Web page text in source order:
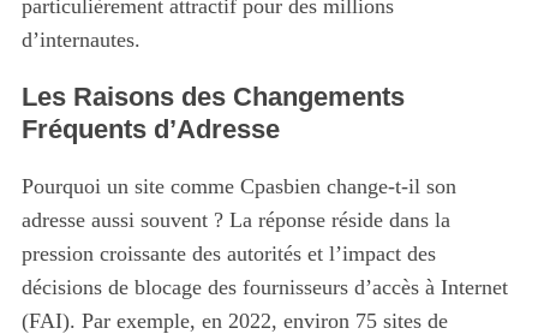
particulièrement attractif pour des millions
d’internautes.
Les Raisons des Changements
Fréquents d’Adresse
Pourquoi un site comme Cpasbien change-t-il son
adresse aussi souvent ? La réponse réside dans la
pression croissante des autorités et l’impact des
décisions de blocage des fournisseurs d’accès à Internet
(FAI). Par exemple, en 2022, environ 75 sites de